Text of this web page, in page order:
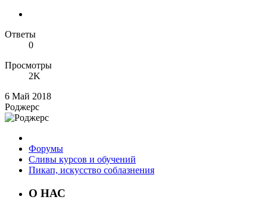
Ответы
0
Просмотры
2K
6 Май 2018
Роджерc
Форумы
Сливы курсов и обучений
Пикап, искусство соблазнения
О НАС